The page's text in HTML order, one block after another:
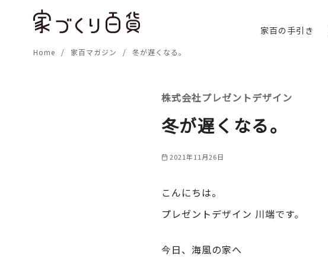
家百の手引き
Home 家百マガジン 冬が遅くなる。
株式会社プレゼントデザイン
冬が遅くなる。
2021年11月26日
こんにちは。
プレゼントデザイン 川端です。
今日、海風の家へ